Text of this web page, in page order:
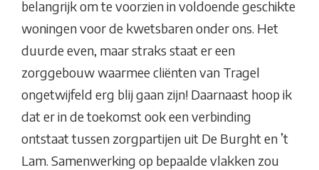
belangrijk om te voorzien in voldoende geschikte
woningen voor de kwetsbaren onder ons. Het
duurde even, maar straks staat er een
zorggebouw waarmee cliënten van Tragel
ongetwijfeld erg blij gaan zijn! Daarnaast hoop ik
dat er in de toekomst ook een verbinding
ontstaat tussen zorgpartijen uit De Burght en ’t
Lam. Samenwerking op bepaalde vlakken zou